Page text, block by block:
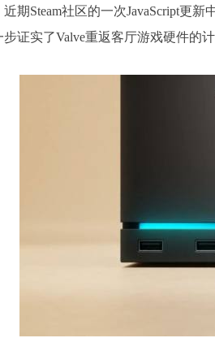
期Steam社区的一次JavaScript更
证实了Valve重返客厅游戏硬件的